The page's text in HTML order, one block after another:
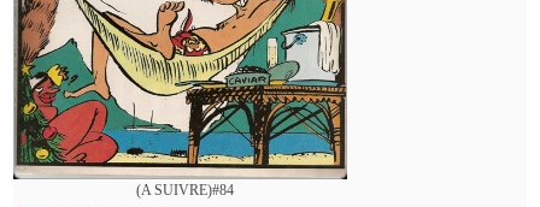
(A SUIVRE)#84